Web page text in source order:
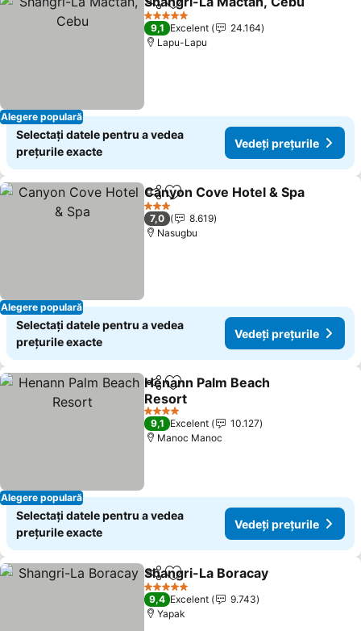
Alegere populară
DistribuițiAdăugaţi la favorite
5 Stele
9,1 Excelent
24.164
Lapu-Lapu
Selectați datele pentru a vedea
prețurile exacte
Vedeți prețurile
Alegere populară
DistribuițiAdăugaţi la favorite
Canyon Cove Hotel & Spa
3 Stele
7,0
8.619
Nasugbu
Selectați datele pentru a vedea
prețurile exacte
Vedeți prețurile
Alegere populară
DistribuițiAdăugaţi la favorite
Henann Palm Beach
Resort
4 Stele
9,1 Excelent
10.127
Manoc Manoc
Selectați datele pentru a vedea
prețurile exacte
Vedeți prețurile
DistribuițiAdăugaţi la favorite
Shangri-La Boracay
5 Stele
9,4 Excelent
9.743
Yapak